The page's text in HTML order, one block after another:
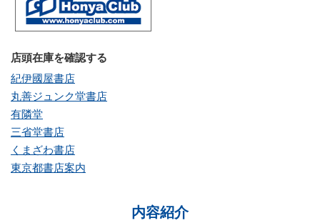
店頭在庫を確認する
紀伊國屋書店
丸善ジュンク堂書店
有隣堂
三省堂書店
くまざわ書店
東京都書店案内
内容紹介